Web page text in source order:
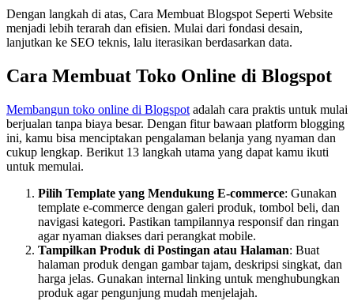
Dengan langkah di atas, Cara Membuat Blogspot Seperti Website
menjadi lebih terarah dan efisien. Mulai dari fondasi desain,
lanjutkan ke SEO teknis, lalu iterasikan berdasarkan data.
Cara Membuat Toko Online di Blogspot
Membangun toko online di Blogspot adalah cara praktis untuk mulai
berjualan tanpa biaya besar. Dengan fitur bawaan platform blogging
ini, kamu bisa menciptakan pengalaman belanja yang nyaman dan
cukup lengkap. Berikut 13 langkah utama yang dapat kamu ikuti
untuk memulai.
Pilih Template yang Mendukung E-commerce: Gunakan
template e-commerce dengan galeri produk, tombol beli, dan
navigasi kategori. Pastikan tampilannya responsif dan ringan
agar nyaman diakses dari perangkat mobile.
Tampilkan Produk di Postingan atau Halaman: Buat
halaman produk dengan gambar tajam, deskripsi singkat, dan
harga jelas. Gunakan internal linking untuk menghubungkan
produk agar pengunjung mudah menjelajah.